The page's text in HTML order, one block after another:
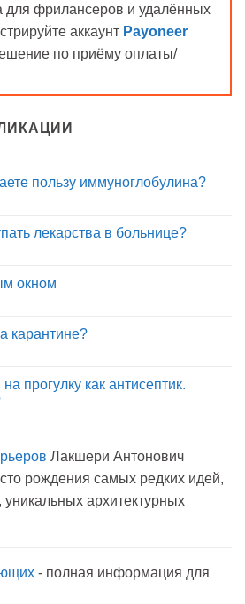
для фрилансеров и удалённых
аккаунт Payoneer
по приёму оплаты/
пользу иммуноглобулина?
лекарства в больнице?
окном
карантине?
прогулку как антисептик.
Лакшери Антонович
рождения самых редких идей,
архитектурных
- полная информация для